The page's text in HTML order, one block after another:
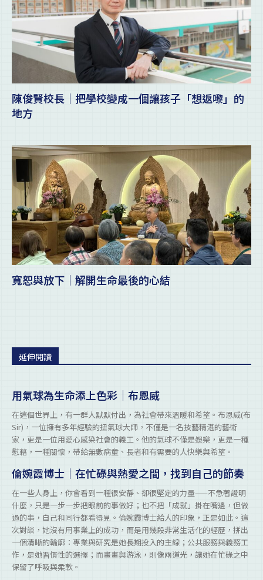
陳俊賢校長｜把學校變成一個讓孩子「想返嚟」的
地方
寬恕與放下｜解開生命最後的心結
延伸閱讀
用氣球為生命添上色彩｜布恩威
在這個世界上，有一群人默默付出，為社會帶來溫暖和希望。布恩威(布
Sir)，一位擁有多年經驗的扭氣球大師，不僅是一名技藝精湛的藝術
家，更是一位用愛心感染社會的義工。他的氣球不僅是娛樂，更是一種
慰藉，一種關懷，帶給無數病童、長者和有需要的人快樂與希望。
倫婉霞博士｜在忙碌與熱愛之間，找到自己的節奏
在一些人身上，你會看到一種很安靜、卻很堅定的力量——不急著證明
什麼，只是一步一步把眼前的事做好；也不把「成就」掛在嘴邊，但做
過的事，自己和同行都看得見。倫婉霞博士給人的印象，正是如此。這
次對談，她沒有用事業上的成功，而是用幾段非常生活化的經歷，拼出
一個清晰的輪廓：專業與研究是她長期投入的主線；公共服務與義務工
作，是她習慣性的選擇；而畫畫與游泳，則像兩道光，讓她在忙碌之中
保留了呼吸與柔軟。